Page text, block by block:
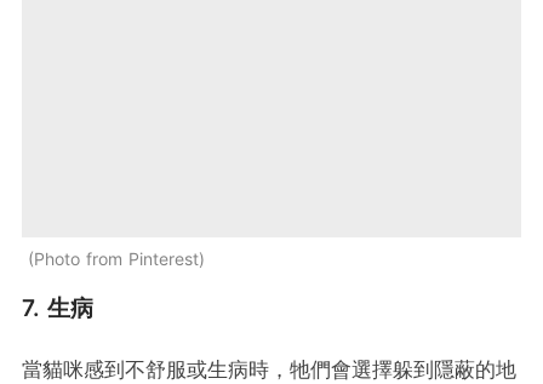
Photo from Pinterest
7. 生病
當貓咪感到不舒服或生病時，牠們會選擇躲到隱蔽的地